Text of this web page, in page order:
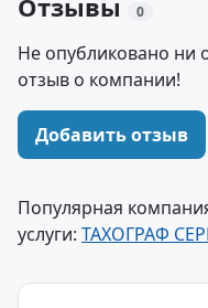
Отзывы 0
Не опубликовано ни
отзыв о компании!
Добавить отзыв
Популярная
услуги: ТАХОГРАФ